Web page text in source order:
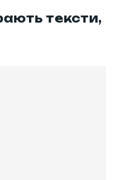
тексти,